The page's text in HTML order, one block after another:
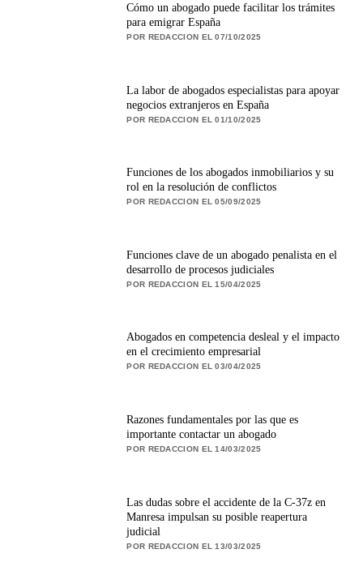
Cómo un abogado puede facilitar los trámites
para emigrar España
POR REDACCION EL 07/10/2025
La labor de abogados especialistas para apoyar
negocios extranjeros en España
POR REDACCION EL 01/10/2025
Funciones de los abogados inmobiliarios y su
rol en la resolución de conflictos
POR REDACCION EL 05/09/2025
Funciones clave de un abogado penalista en el
desarrollo de procesos judiciales
POR REDACCION EL 15/04/2025
Abogados en competencia desleal y el impacto
en el crecimiento empresarial
POR REDACCION EL 03/04/2025
Razones fundamentales por las que es
importante contactar un abogado
POR REDACCION EL 14/03/2025
Las dudas sobre el accidente de la C-37z en
Manresa impulsan su posible reapertura
judicial
POR REDACCION EL 13/03/2025